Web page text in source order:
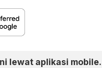
lewat aplikasi mobile.